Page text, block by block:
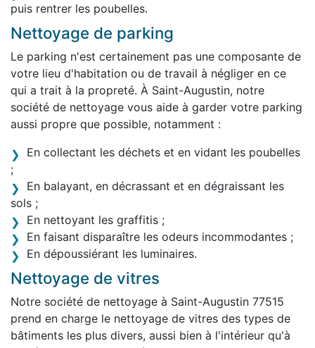
puis rentrer les poubelles.
Nettoyage de parking
Le parking n'est certainement pas une composante de
votre lieu d'habitation ou de travail à négliger en ce
qui a trait à la propreté. À Saint-Augustin, notre
société de nettoyage vous aide à garder votre parking
aussi propre que possible, notamment :
En collectant les déchets et en vidant les poubelles
;
En balayant, en décrassant et en dégraissant les
sols ;
En nettoyant les graffitis ;
En faisant disparaître les odeurs incommodantes ;
En dépoussiérant les luminaires.
Nettoyage de vitres
Notre société de nettoyage à Saint-Augustin 77515
prend en charge le nettoyage de vitres des types de
bâtiments les plus divers, aussi bien à l'intérieur qu'à